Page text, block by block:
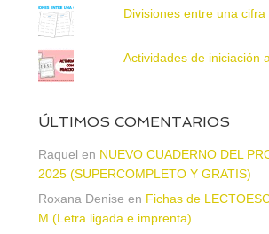
Divisiones entre una cifra
Actividades de iniciación
ÚLTIMOS COMENTARIOS
Raquel en NUEVO CUADERNO DEL
2025 (SUPERCOMPLETO Y GRATIS)
Roxana Denise en Fichas de
M (Letra ligada e imprenta)